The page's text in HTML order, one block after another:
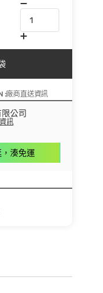
:廠商直送資訊
公司
訊
湊免運